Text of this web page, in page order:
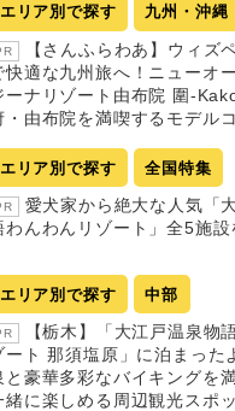
エリア別で探す 九州・沖縄
【さんふらわあ】ウィズ
快適な九州旅へ！ニューオ
ーナリゾート由布院 圍-
・由布院を満喫するモデル
エリア別で探す 全国特集
愛犬家から絶大な人気「
わんわんリゾート」全5施設
エリア別で探す 中部
【栃木】「大江戸温泉物
ート 那須塩原」に泊まった
と豪華多彩なバイキングを
緒に楽しめる周辺観光スポ